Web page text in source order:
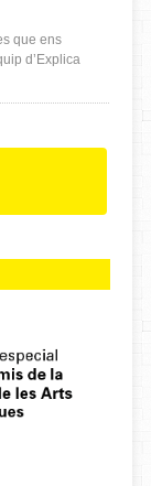
que ens
d’Explica